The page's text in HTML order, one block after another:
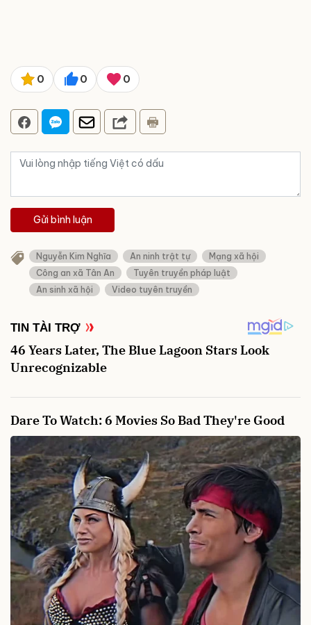
0 0 0
Gửi bình luận
Nguyễn Kim Nghĩa An ninh trật tự
Mạng xã hội
Công an xã Tân An
Tuyên truyền pháp luật
An sinh xã hội
Video tuyên truyền